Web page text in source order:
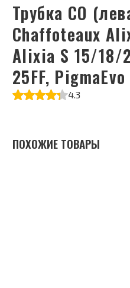
Трубка СО (левая) ПОДАЧА
Chaffoteaux
Alixia S 15/18/
25FF,
4.3
ПОХОЖИЕ ТОВАРЫ